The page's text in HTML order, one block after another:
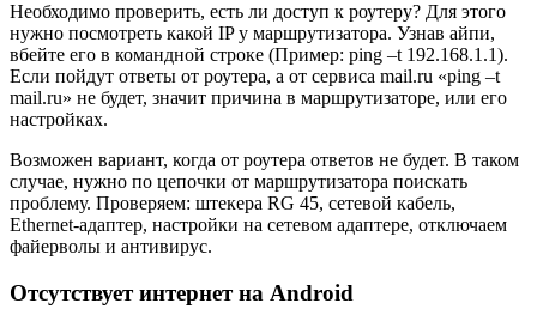
Необходимо проверить, есть ли доступ к роутеру? Для этого
нужно посмотреть какой IP у маршрутизатора. Узнав айпи,
вбейте его в командной строке (Пример: ping –t 192.168.1.1).
Если пойдут ответы от роутера, а от сервиса mail.ru «ping –t
mail.ru» не будет, значит причина в маршрутизаторе, или его
настройках.
Возможен вариант, когда от роутера ответов не будет. В таком
случае, нужно по цепочки от маршрутизатора поискать
проблему. Проверяем: штекера RG 45, сетевой кабель,
Ethernet-адаптер, настройки на сетевом адаптере, отключаем
файерволы и антивирус.
Отсутствует интернет на Android